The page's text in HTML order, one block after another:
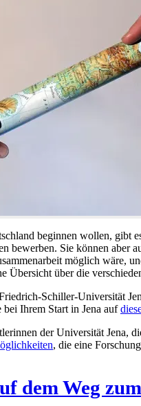
beginnen wollen, gibt
bewerben. Sie können aber
möglich wäre,
Übersicht über die
Schiller-Universität
Ihrem Start in Jena auf
der Universität Jena,
, die eine
dem Weg